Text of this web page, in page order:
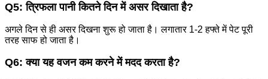
Q5: त्रिफला पानी कितने दिन में असर दिखाता है?
अगले दिन से ही असर दिखना शुरू हो जाता है। लगातार 1-2 हफ्ते में पेट पूरी
तरह साफ हो जाता है।
Q6: क्या यह वजन कम करने में मदद करता है?